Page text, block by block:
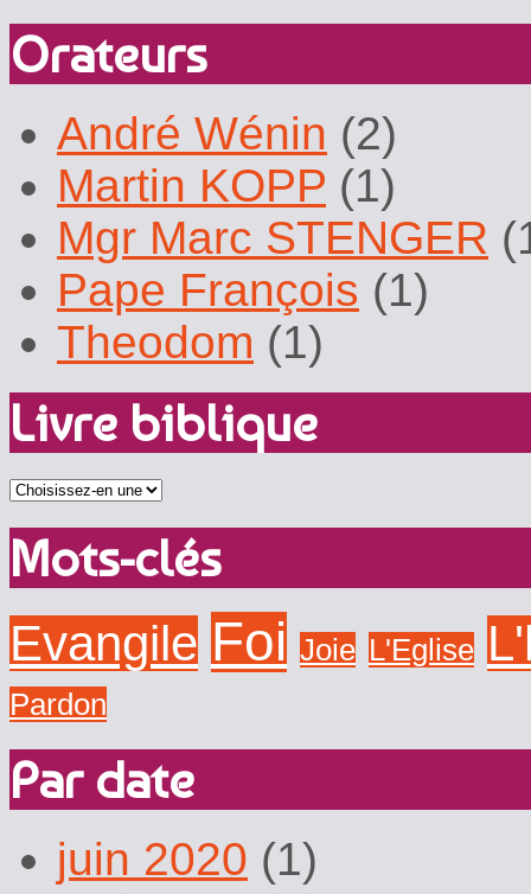
Orateurs
André Wénin (2)
Martin KOPP (1)
Mgr Marc STENGER
Pape François (1)
Theodom (1)
Livre biblique
Mots-clés
Evangile Foi Joie L'Eglise
Pardon
Par date
juin 2020 (1)